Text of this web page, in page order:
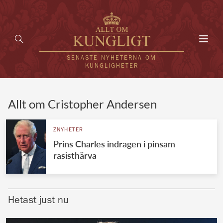
SENASTE NYHETERNA OM
KUNGLIGHETER
UTLÄNDSKT
VÄRLDENS KUNGAHUS
Brittiska kungahuset
Allt om Cristopher Andersen
ZNYHETER
Prins Charles indragen i pinsam
rasisthärva
Hetast just nu